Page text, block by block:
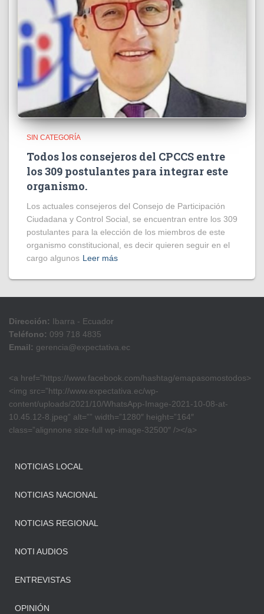
SIN CATEGORÍA
Todos los consejeros del CPCCS entre
los 309 postulantes para integrar este
organismo.
Los actuales consejeros del Consejo de Participación
Ciudadana y Control Social, se encuentran entre los 309
postulantes para la elección de los miembros de este
organismo constitucional, es decir quieren seguir en el
cargo algunos Leer más
Dirección: Ibarra - Ecuador
Teléfono: 099 718 4835
Email: gerencia@expectativa.ec
<a href=”https://www.facebook.com/hashtag/emapasomostodos>
<img src=”http://www.expectativa.ec/wp-
content/uploads/2021/10/WhatsApp-Image-2021-10-08-at-
10.45.12-8.jpeg” alt=”” width=”1280″ height=”164″
class=”alignnone size-full wp-image-32500″ /></a>
NOTICIAS LOCAL
NOTICIAS NACIONAL
NOTICIAS REGIONAL
NOTI AUDIOS
ENTREVISTAS
OPINIÓN